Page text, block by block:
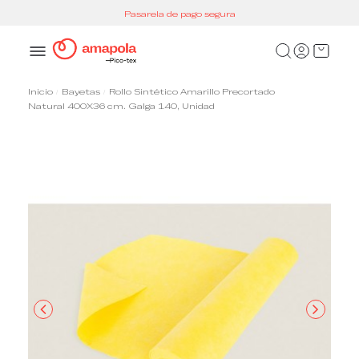
Pasarela de pago segura
Inicio Bayetas
Rollo Sintético Amarillo Precortado
Natural 400X36 cm. Galga 140, Unidad